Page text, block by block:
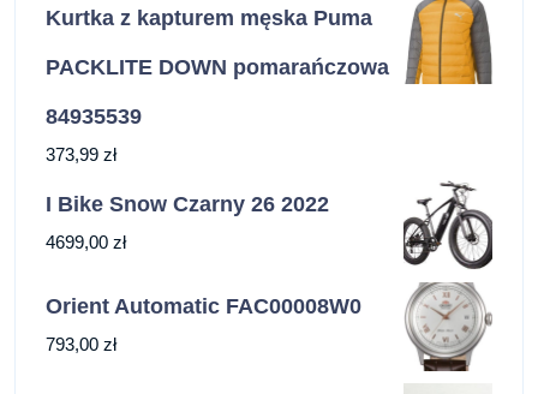
Kurtka z kapturem męska Puma
PACKLITE DOWN pomarańczowa
84935539
373,99 zł
I Bike Snow Czarny 26 2022
4699,00 zł
Orient Automatic FAC00008W0
793,00 zł